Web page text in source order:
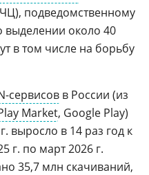
подведомственному
выделении около 40
в том числе на борьбу
сервисов в России (из
Market, Google Play)
выросло в 14 раз год к
г. по март 2026 г.
35,7 млн скачиваний,